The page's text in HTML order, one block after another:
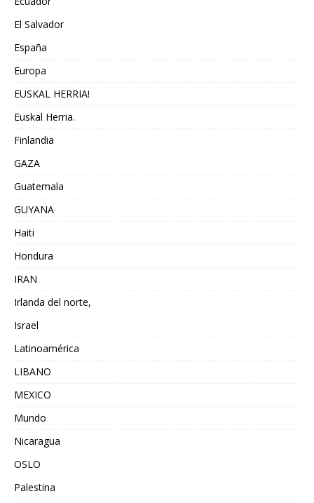
El Salvador
España
Europa
EUSKAL HERRIA!
Euskal Herria.
Finlandia
GAZA
Guatemala
GUYANA
Haiti
Hondura
IRAN
Irlanda del norte,
Israel
Latinoamérica
LIBANO
MEXICO
Mundo
Nicaragua
OSLO
Palestina